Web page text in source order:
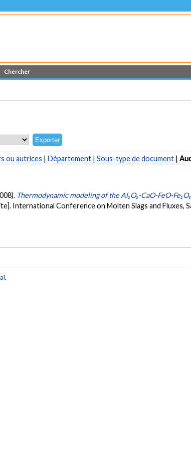
Chercher
ou autrices | Département| Sous-type de document|
Thermodynamic modeling of the Al₂O₃-CaO-FeO-
International Conference on Molten Slags and Fluxes,
.